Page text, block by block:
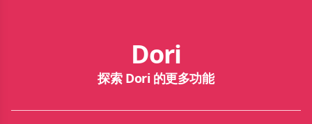
Dori
探索 Dori 的更多功能